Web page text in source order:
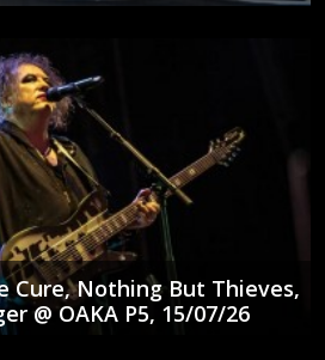
Cure, Nothing But Thieves,
@ ΟΑΚΑ P5, 15/07/26